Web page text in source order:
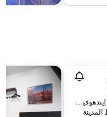
Wilhelminaplein 3, إيندهوفين, مقاطعة شمال برابنت, هولندا